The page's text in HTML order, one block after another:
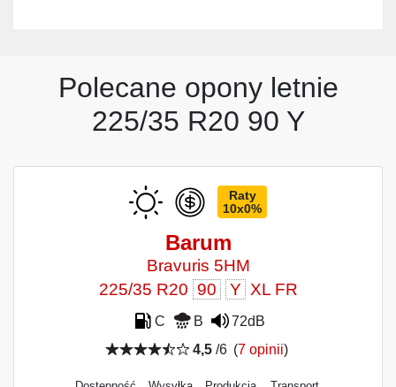
Polecane opony letnie
225/35 R20 90 Y
Raty
10x0%
Barum
Bravuris 5HM
225/35 R20 90 Y XL FR
C B
72dB
4,5 /6 (7 opinii)